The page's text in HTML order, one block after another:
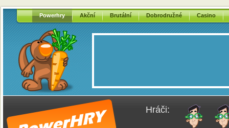
Powerhry Akční Brutální Dobrodružné Casino
Hráči: